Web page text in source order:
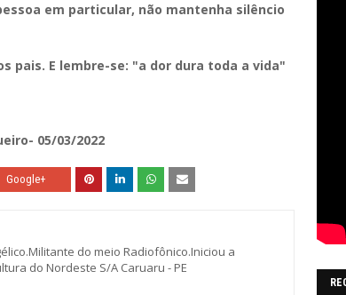
em particular, não mantenha silêncio
pais. E lembre-se: "a dor dura toda a vida"
05/03/2022
Google+
do meio Radiofônico.Iniciou a
do Nordeste S/A Caruaru - PE